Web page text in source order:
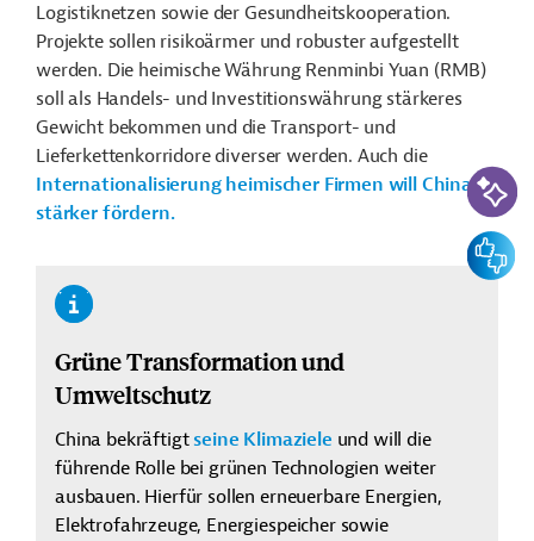
Logistiknetzen sowie der Gesundheitskooperation.
Projekte sollen risikoärmer und robuster aufgestellt
werden. Die heimische Währung Renminbi Yuan (RMB)
soll als Handels- und Investitionswährung stärkeres
Gewicht bekommen und die Transport- und
Lieferkettenkorridore diverser werden. Auch die
Internationalisierung heimischer Firmen will China
stärker fördern.
Grüne Transformation und
Umweltschutz
China bekräftigt seine Klimaziele und will die
führende Rolle bei grünen Technologien weiter
ausbauen. Hierfür sollen erneuerbare Energien,
Elektrofahrzeuge, Energiespeicher sowie
KI-